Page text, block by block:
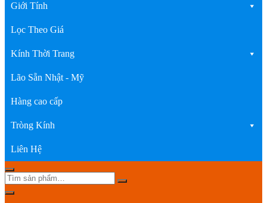
Giới Tính
Lọc Theo Giá
Kính Thời Trang
Lão Sẵn Nhật - Mỹ
Hàng cao cấp
Tròng Kính
Liên Hệ